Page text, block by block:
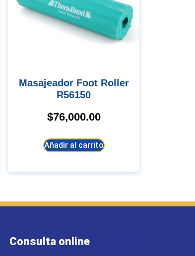
Masajeador Foot Roller
R56150
$76,000.00
Añadir al carrito
Consulta online